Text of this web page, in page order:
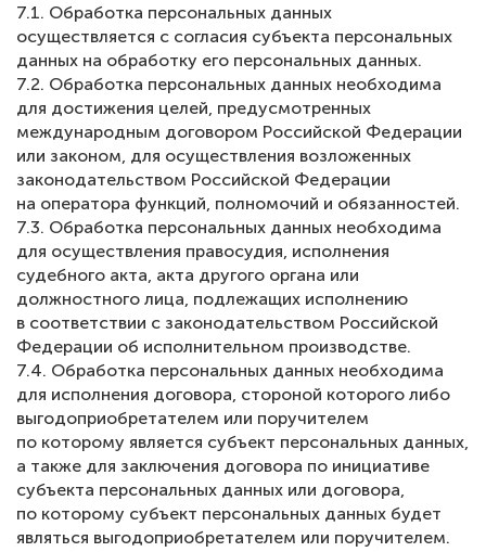
7.1. Обработка персональных данных
осуществляется с согласия субъекта персональных
данных на обработку его персональных данных.
7.2. Обработка персональных данных необходима
для достижения целей, предусмотренных
международным договором Российской Федерации
или законом, для осуществления возложенных
законодательством Российской Федерации
на оператора функций, полномочий и обязанностей.
7.3. Обработка персональных данных необходима
для осуществления правосудия, исполнения
судебного акта, акта другого органа или
должностного лица, подлежащих исполнению
в соответствии с законодательством Российской
Федерации об исполнительном производстве.
7.4. Обработка персональных данных необходима
для исполнения договора, стороной которого либо
выгодоприобретателем или поручителем
по которому является субъект персональных данных,
а также для заключения договора по инициативе
субъекта персональных данных или договора,
по которому субъект персональных данных будет
являться выгодоприобретателем или поручителем.